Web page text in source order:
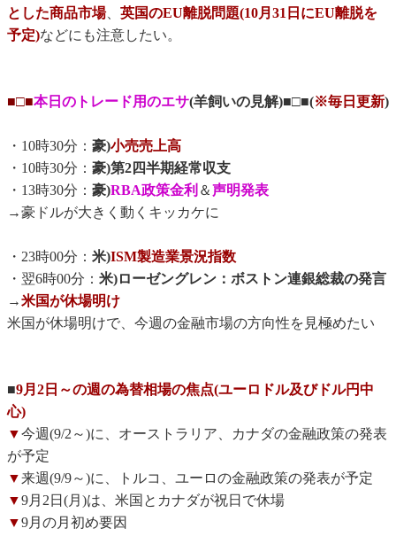
とした商品市場、 英国のEU離脱問題(10月31日にEU離脱を
予定)などにも注意したい。
■□■本日のトレード用のエサ(羊飼いの見解)■□■(※毎日更新)
・10時30分： 豪)小売売上高
・10時30分： 豪)第2四半期経常収支
・13時30分： 豪)RBA政策金利 ＆声明発表
→豪ドルが大きく動くキッカケに
・23時00分： 米)ISM製造業景況指数
・翌6時00分： 米)ローゼングレン：ボストン連銀総裁の発言
→米国が休場明け
米国が休場明けで、今週の金融市場の方向性を見極めたい
■9月2日～の週の為替相場の焦点(ユーロドル及びドル円中
心)
▼今週(9/2～)に、オーストラリア、カナダの金融政策の発表
が予定
▼来週(9/9～)に、トルコ、ユーロの金融政策の発表が予定
▼9月2日(月)は、米国とカナダが祝日で休場
▼9月の月初め要因